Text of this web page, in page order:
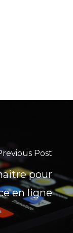
Post
pour
en ligne